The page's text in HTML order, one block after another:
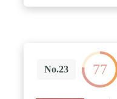
No.23 77